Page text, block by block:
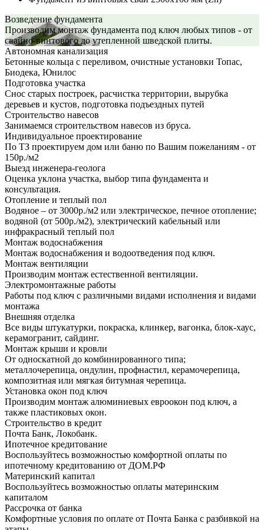
Возведение фундамента
Производим монтаж фундамента под ключ любых типов - от
свайно-винтового до утепленной шведской плиты.
Автономная канализация
Бетонные кольца с переливом, очистные установки Топас,
Биодека, Юнилос
Подготовка участка
Снос старых построек, расчистка территории, вырубка
деревьев и кустов, подготовка подъездных путей
Строительство навесов
Занимаемся строительством навесов из бруса.
Индивидуальное проектирование
По ТЗ проектируем дом или баню по Вашим пожеланиям - от
150р./м2
Выезд инженера-геолога
Оценка уклона участка, выбор типа фундамента и
консультация.
Отопление и теплый пол
Водяное – от 3000р./м2 или электрическое, печное отопление;
водяной (от 500р./м2), электрический кабельный или
инфракрасный теплый пол
Монтаж водоснабжения
Монтаж водоснабжения и водоотведения под ключ.
Монтаж вентиляции
Производим монтаж естественной вентиляции.
Электромонтажные работы
Работы под ключ с различными видами исполнения и видами
монтажа
Внешняя отделка
Все виды штукатурки, покраска, клинкер, вагонка, блок-хаус,
керамогранит, сайдинг.
Монтаж крыши и кровли
От односкатной до комбинированного типа;
металлочерепица, ондулин, профнастил, керамочерепица,
композитная или мягкая битумная черепица.
Установка окон под ключ
Производим монтаж алюминиевых евроокон под ключ, а
также пластиковых окон.
Строительство в кредит
Почта Банк, Локобанк.
Ипотечное кредитование
Воспользуйтесь возможностью комфортной оплаты по
ипотечному кредитованию от ДОМ.РФ
Материнский капитал
Воспользуйтесь возможностью оплаты материнским
капиталом
Рассрочка от банка
Комфортные условия по оплате от Почта Банка с разбивкой на